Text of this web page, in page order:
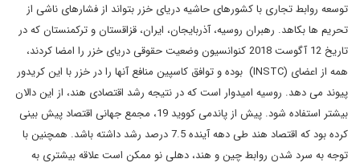
توسعه روابط تجاری با کشورهای حاشیه دریای خزر بتواند از فشارهای ناشی از
تحریم ها بکاهد. رهبران روسیه، آذربایجان، ایران، قزاقستان و ترکمنستان که در
تاریخ 12 آگوست 2018 کنوانسیون وضعیت حقوقی دریای خزر را امضا کردند،
همه از اعضای (INSTC) بوده و توافق کاسپین منافع آنها را در خزر با این کریدور
پیوند می دهد. روسیه امیدوار است که در نتیجه رشد اقتصادی هند، از این دالان
بیشتر استفاده شود. پیش از پاندمی کووید 19، مجمع جهانی اقتصاد پیش بینی
کرده بود که اقتصاد هند طی دهه آینده 7.5 درصد رشد داشته باشد. همچنین با
توجه به سرد شدن روابط چین و هند، دهلی نو ممکن است علاقه بیشتری به